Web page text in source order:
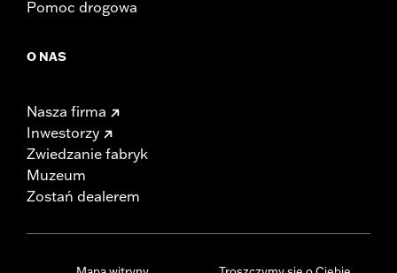
Pomoc drogowa
O NAS
Nasza firma
Inwestorzy
Zwiedzanie fabryk
Muzeum
Zostań dealerem